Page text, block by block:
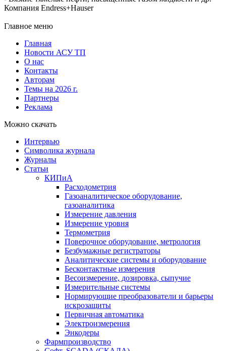
Компания Endress+Hauser
Главное меню
Главная
Новости АСУ ТП
О нас
Контакты
Авторам
Темы на 2026 г.
Партнеры
Реклама
Можно скачать
Интервью
Символика журнала
Журналы
Статьи
КИПиА
Расходометрия
Газоаналитическое оборудование,
газоаналитика
Измерение давления
Измерение уровня
Термометрия
Поверочное оборудование, метрология
Безбумажные регистраторы
Аналитические системы и оборудование
Бесконтактные измерения
Весоизмерение, дозировка, сыпучие
Измерительные системы
Нормирующие преобразователи и барьеры
искрозащиты
Первичная автоматика
Электроизмерения
Энкодеры
Фармпроизводство